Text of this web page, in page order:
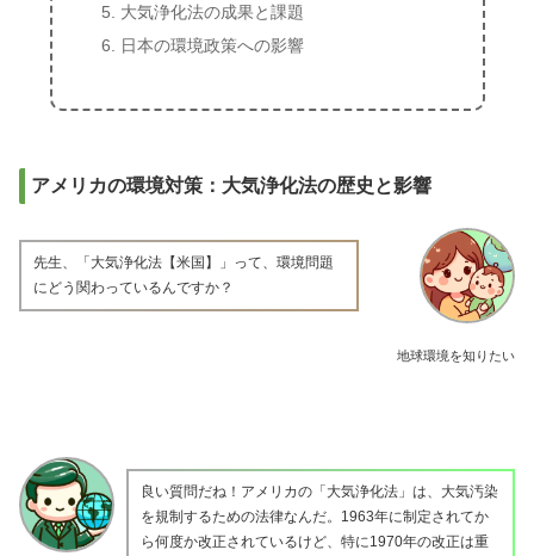
大気浄化法の成果と課題
日本の環境政策への影響
アメリカの環境対策：大気浄化法の歴史と影響
地球環境を知りたい
先生、「大気浄化法【米国】」って、環境問題
にどう関わっているんですか？
良い質問だね！アメリカの「大気浄化法」は、大気汚染
を規制するための法律なんだ。1963年に制定されてか
ら何度か改正されているけど、特に1970年の改正は重